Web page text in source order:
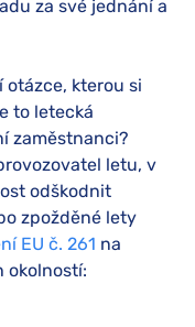
za své jednání a
otázce, kterou si
to letecká
zaměstnanci?
letu, v
odškodnit
zpožděné lety
EU č. 261 na
okolností: